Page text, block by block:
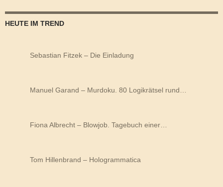
HEUTE IM TREND
Sebastian Fitzek – Die Einladung
Manuel Garand – Murdoku. 80 Logikrätsel rund…
Fiona Albrecht – Blowjob. Tagebuch einer…
Tom Hillenbrand – Hologrammatica